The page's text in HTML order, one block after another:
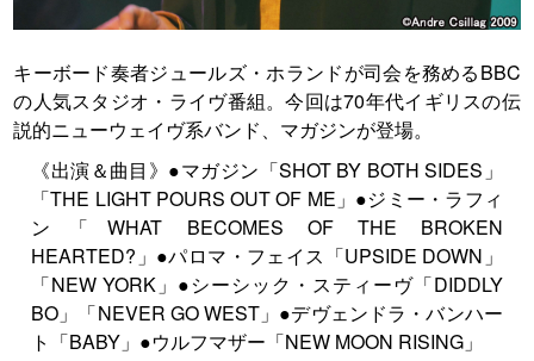
キーボード奏者ジュールズ・ホランドが司会を務めるBBC
の人気スタジオ・ライヴ番組。今回は70年代イギリスの伝
説的ニューウェイヴ系バンド、マガジンが登場。
《出演＆曲目》●マガジン「SHOT BY BOTH SIDES」
「THE LIGHT POURS OUT OF ME」●ジミー・ラフィ
ン「WHAT BECOMES OF THE BROKEN
HEARTED?」●パロマ・フェイス「UPSIDE DOWN」
「NEW YORK」●シーシック・スティーヴ「DIDDLY
BO」「NEVER GO WEST」●デヴェンドラ・バンハー
ト「BABY」●ウルフマザー「NEW MOON RISING」